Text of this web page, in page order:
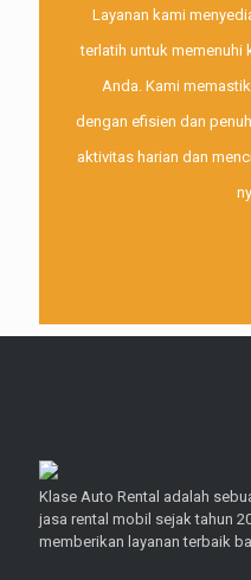
Layanan kami
terlatih untuk memenuhi
Anda. Kami
dengan efisien dan
aktivitas harian dan
Klase Auto Rental adalah
jasa rental mobil sejak tahun
memberikan layanan terbaik